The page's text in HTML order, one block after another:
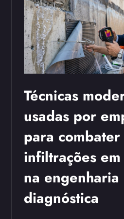
Técnicas
usadas por
para combater
infiltrações
na engenharia
diagnóstica